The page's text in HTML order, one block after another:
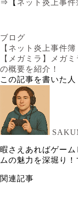
⇒【 ネット炎上事
ブログ
【ネット炎上事件
【メガミラ】メガ
の概要を紹介！
この記事を書いた人
暇さえあればゲー
ムの魅力を深堀り
関連記事